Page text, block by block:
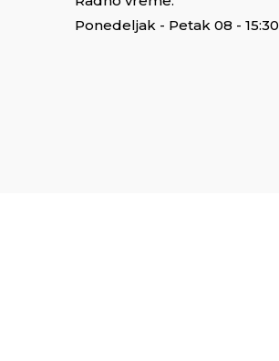
Ponedeljak - Petak 08 -
Podaci su informativnog
deo naše ponude i ne